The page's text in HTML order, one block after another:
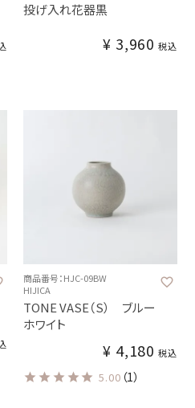
投げ入れ花器黒
¥ 3,960 税込
商品番号：HJC-09BW
HIJICA
TONE VASE（S） ブルー
ホワイト
¥ 4,180 税込
5.00 （1）